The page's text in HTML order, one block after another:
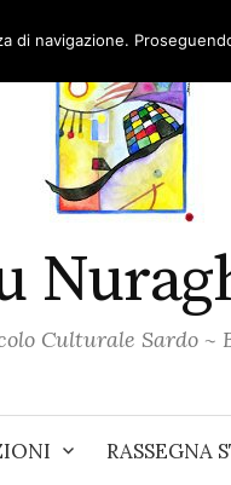
Culturale Sardo ~
RASSEGNA
navigazione.